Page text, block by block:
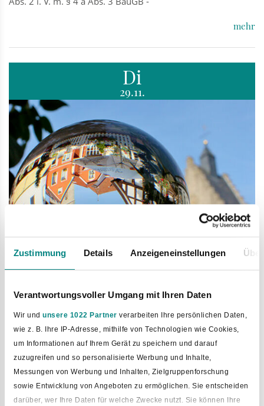
Zustimmung Details Anzeigeneinstellungen
Verantwortungsvoller Umgang mit Ihren Daten
Wir und unsere 1022 Partner verarbeiten Ihre persönlichen Daten,
wie z. B. Ihre IP-Adresse, mithilfe von Technologien wie Cookies,
um Informationen auf Ihrem Gerät zu speichern und darauf
zuzugreifen und so personalisierte Werbung und Inhalte,
Messungen von Werbung und Inhalten, Zielgruppenforschung
sowie Entwicklung von Angeboten zu ermöglichen. Sie entscheiden
darüber, wer Ihre Daten für welche Zwecke nutzt. Sie können Ihre
mehr
Di
29.11.
Hauptsatzung der Gemeinde Bad
Laer
Auf Grund des § 12 Abs. 1 des Niedersächsischen
Kommunalverfassungsgesetzes (NKomVG) vom 17.
Dezember 2010 (Nds. GVBl. S. 576), in der aktuellen Fassung
hat der Rat der Gemeinde Bad Laer in seiner Sitzung am
03.11.2022 die folgende Hauptsatzung beschlossen.